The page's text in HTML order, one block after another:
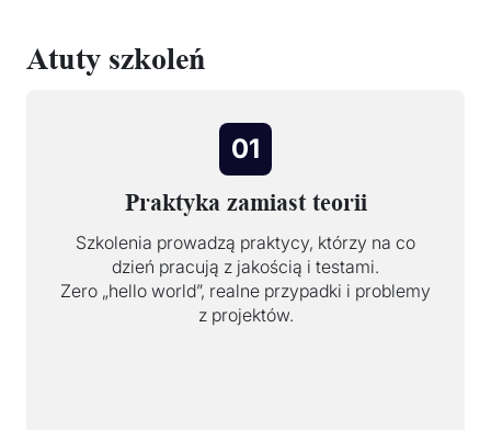
Atuty szkoleń
01
Praktyka zamiast teorii
Szkolenia prowadzą praktycy, którzy na co
dzień pracują z jakością i testami.
Zero „hello world”, realne przypadki i problemy
z projektów.